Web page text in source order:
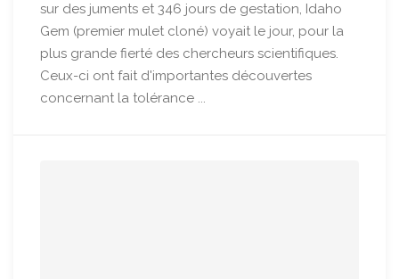
sur des juments et 346 jours de gestation, Idaho
Gem (premier mulet cloné) voyait le jour, pour la
plus grande fierté des chercheurs scientifiques.
Ceux-ci ont fait d'importantes découvertes
concernant la tolérance ...